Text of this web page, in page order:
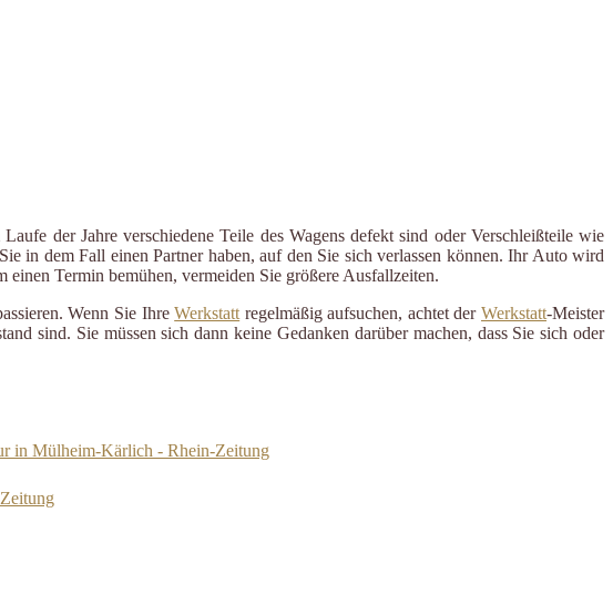
der Jahre verschiedene Teile des Wagens defekt sind oder Verschleißteile wie
in dem Fall einen Partner haben, auf den Sie sich verlassen können. Ihr Auto wird
Termin bemühen, vermeiden Sie größere Ausfallzeiten.
Wenn Sie IhreWerkstatt regelmäßig aufsuchen, achtet derWerkstatt-Meister
sind. Sie müssen sich dann keine Gedanken darüber machen, dass Sie sich oder
in Mülheim-Kärlich - Rhein-Zeitung